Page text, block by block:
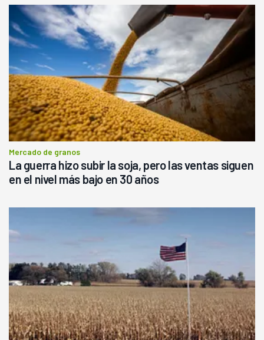
Mercado de granos
La guerra hizo subir la soja, pero las ventas siguen
en el nivel más bajo en 30 años